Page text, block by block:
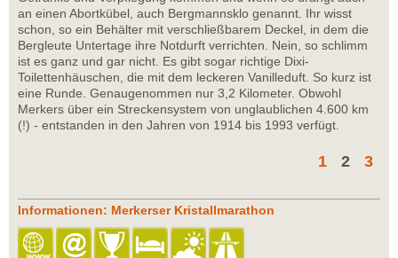
an einen Abortkübel, auch Bergmannsklo genannt. Ihr wisst
schon, so ein Behälter mit verschließbarem Deckel, in dem die
Bergleute Untertage ihre Notdurft verrichten. Nein, so schlimm
ist es ganz und gar nicht. Es gibt sogar richtige Dixi-
Toilettenhäuschen, die mit dem leckeren Vanilleduft. So kurz ist
eine Runde. Genaugenommen nur 3,2 Kilometer. Obwohl
Merkers über ein Streckensystem von unglaublichen 4.600 km
(!) - entstanden in den Jahren von 1914 bis 1993 verfügt.
1 2 3
Informationen: Merkerser Kristallmarathon